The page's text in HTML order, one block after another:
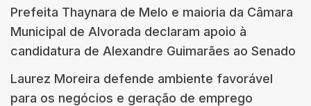
Prefeita Thaynara de Melo e maioria da Câmara
Municipal de Alvorada declaram apoio à
candidatura de Alexandre Guimarães ao Senado
Laurez Moreira defende ambiente favorável
para os negócios e geração de emprego